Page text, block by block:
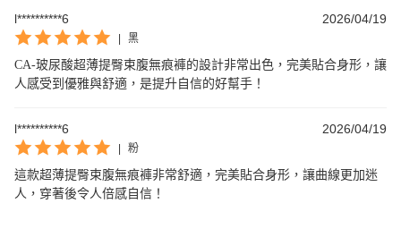
l**********6
2026/04/19
黑
CA-玻尿酸超薄提臀束腹無痕褲的設計非常出色，完美貼合身形，讓
人感受到優雅與舒適，是提升自信的好幫手！
l**********6 2026/04/19
粉
這款超薄提臀束腹無痕褲非常舒適，完美貼合身形，讓曲線更加迷
人，穿著後令人倍感自信！